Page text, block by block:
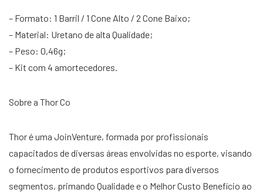
– Formato: 1 Barril / 1 Cone Alto / 2 Cone Baixo;
– Material: Uretano de alta Qualidade;
– Peso: 0,46g;
– Kit com 4 amortecedores.
Sobre a Thor Co
Thor é uma JoinVenture, formada por profissionais
capacitados de diversas áreas envolvidas no esporte, visando
o fornecimento de produtos esportivos para diversos
segmentos, primando Qualidade e o Melhor Custo Benefício ao